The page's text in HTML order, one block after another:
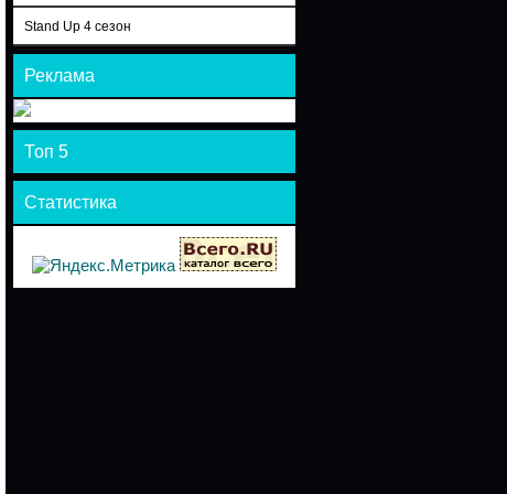
Stand Up 4 сезон
Реклама
Топ 5
Статистика